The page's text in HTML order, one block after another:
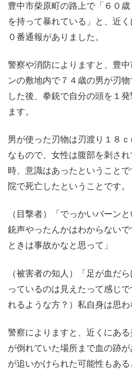
豊中市柴原町の路上で「６０
を持って暴れている」と、近
０番通報がありました。
警察や消防によりますと、豊
ンの敷地内で７４歳の男が刃
した後、拳銃で自分の頭を１
ます。
男が使った刃物は刃渡り１８
なもので、女性は腹部を刺さ
時、意識はあったということ
院で死亡したということです。
（目撃者）「でっかいバーン
銃声やったんかはわからない
ときは事故かなと思って」
（被害者の知人）「足が血だ
っているのは見えたって感じ
れるような方？）私自身は思わ
警察によりますと、近くにあ
が倒れていた場所まで血の跡
が追いかけられた可能性もある